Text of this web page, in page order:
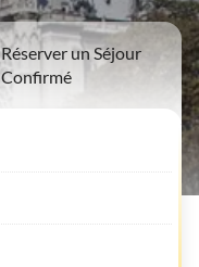
Réserver un Séjour
Confirmé